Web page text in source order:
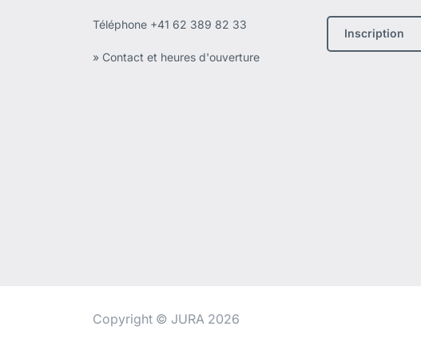
Téléphone +41 62 389 82 33
» Contact et heures d'ouverture
Inscription
Copyright © JURA 2026